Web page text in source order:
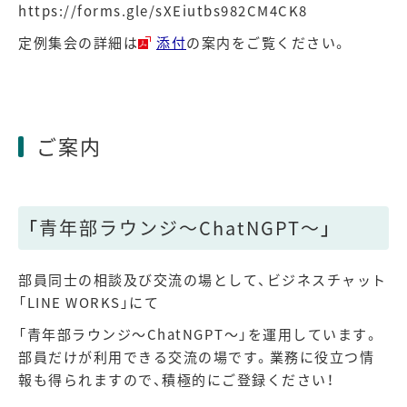
https://forms.gle/sXEiutbs982CM4CK8
定例集会の詳細は
添付の案内をご覧ください。
ご案内
「青年部ラウンジ～ChatNGPT～」
部員同士の相談及び交流の場として、ビジネスチャット
「LINE WORKS」にて
「青年部ラウンジ～ChatNGPT～」を運用しています。
部員だけが利用できる交流の場です。業務に役立つ情
報も得られますので、積極的にご登録ください！